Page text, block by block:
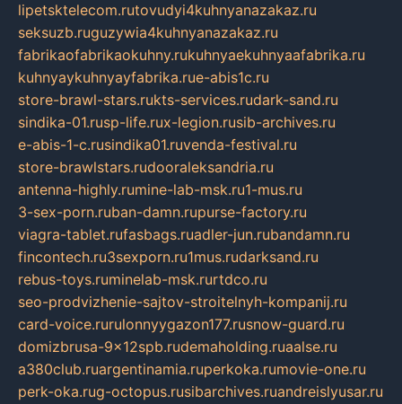
lipetsktelecom.rutovudyi4kuhnyanazakaz.ru
seksuzb.ruguzywia4kuhnyanazakaz.ru
fabrikaofabrikaokuhny.rukuhnyaekuhnyaafabrika.ru
kuhnyaykuhnyayfabrika.rue-abis1c.ru
store-brawl-stars.rukts-services.rudark-sand.ru
sindika-01.rusp-life.rux-legion.rusib-archives.ru
e-abis-1-c.rusindika01.ruvenda-festival.ru
store-brawlstars.rudooraleksandria.ru
antenna-highly.rumine-lab-msk.ru1-mus.ru
3-sex-porn.ruban-damn.rupurse-factory.ru
viagra-tablet.rufasbags.ruadler-jun.rubandamn.ru
fincontech.ru3sexporn.ru1mus.rudarksand.ru
rebus-toys.ruminelab-msk.rurtdco.ru
seo-prodvizhenie-sajtov-stroitelnyh-kompanij.ru
card-voice.rurulonnyygazon177.rusnow-guard.ru
domizbrusa-9x12spb.rudemaholding.ruaalse.ru
a380club.ruargentinamia.ruperkoka.rumovie-one.ru
perk-oka.rug-octopus.rusibarchives.ruandreislyusar.ru